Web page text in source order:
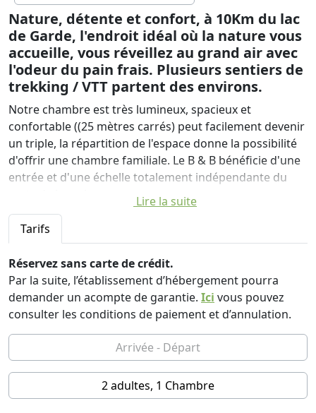
Nature, détente et confort, à 10Km du lac
de Garde, l'endroit idéal où la nature vous
accueille, vous réveillez au grand air avec
l'odeur du pain frais. Plusieurs sentiers de
trekking / VTT partent des environs.
Notre chambre est très lumineux, spacieux et
confortable ((25 mètres carrés) peut facilement devenir
un triple, la répartition de l'espace donne la possibilité
d'offrir une chambre familiale. Le B & B bénéficie d'une
entrée et d'une échelle totalement indépendante du
La chambre dispose du chauffage / climatisation
autonome, coffre-fort, TV et Wi-fi.
En fonction des conditions météorologiques, peut être
servi le petit déjeuner dans la salle à manger intérieure
où la grande cheminée est le protagoniste; vous serez
surpris de trouver en elle, les pièces uniques d'un vieux
mécanisme d'horloge appartenant à un ancien clocher,
ainsi que d'autres objets qui vous transporteront dans
le temps.
Au cours de l'été, vous pourrez profiter de votre petit-
Lire la suite
Tarifs
Réservez sans carte de crédit.
Par la suite, l’établissement d’hébergement pourra
demander un acompte de garantie. Ici vous pouvez
consulter les conditions de paiement et d’annulation.
2 adultes, 1 Chambre